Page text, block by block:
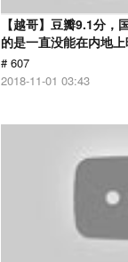
【越哥】豆瓣9.1分，
的是一直没能在内地上
# 607
2018-11-01 03:43